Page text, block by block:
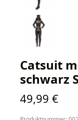
Catsuit
schwarz
Regulärer Preis:
49,99 €